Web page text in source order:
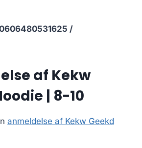
/
af Kekw
| 8-10
anmeldelse af Kekw Geekd